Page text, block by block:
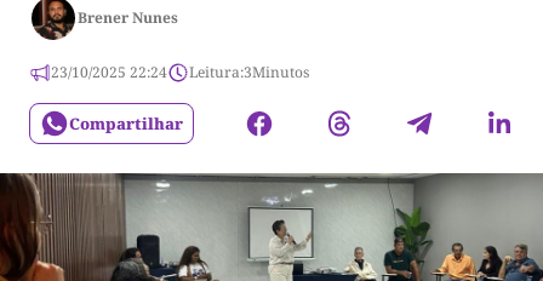
Brener Nunes
23/10/2025 22:24 Leitura:3Minutos
Compartilhar